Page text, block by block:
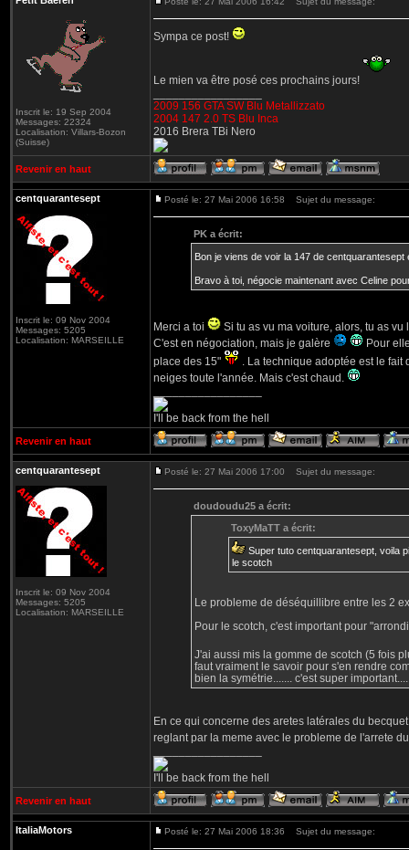
Inscrit le: 19 Sep 2004
Messages: 22324
Localisation: Villars-Bozon
(Suisse)
Sympa ce post!
Le mien va être posé ces prochains jours!
2009 156 GTA SW Blu Metallizzato
2004 147 2.0 TS Blu Inca
2016 Brera TBi Nero
Revenir en haut
centquarantesept
Inscrit le: 09 Nov 2004
Messages: 5205
Localisation: MARSEILLE
Posté le: 27 Mai 2006 16:58 Sujet du message:
PK a écrit:
Bon je viens de voir la 147 de
Bravo à toi, négocie maintenant avec Celine
Merci a toi
Si tu as vu ma voiture, alors, tu as
C'est en négociation, mais je galère
Pour
place des 15"
. La technique adoptée est le
neiges toute l'année. Mais c'est chaud.
I'll be back from the hell
Revenir en haut
centquarantesept
Inscrit le: 09 Nov 2004
Messages: 5205
Localisation: MARSEILLE
Posté le: 27 Mai 2006 17:00 Sujet du message:
doudoudu25 a écrit:
ToxyMaTT a écrit:
Super tuto centquarantesept, voila
le scotch
Le probleme de déséquillibre entre les 2
Pour le scotch, c'est important pour
J'ai aussi mis la gomme de scotch (5 fois
faut vraiment le savoir pour s'en rendre
bien la symétrie....... c'est super
En ce qui concerne des aretes latérales du
reglant par la meme avec le probleme de l'arrete
I'll be back from the hell
Revenir en haut
ItaliaMotors Posté le: 27 Mai 2006 18:36 Sujet du message: